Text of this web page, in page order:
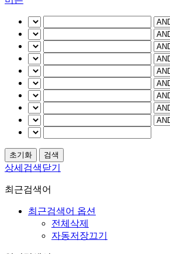
상세검색닫기
최근검색어
최근검색어 옵션
전체삭제
자동저장끄기